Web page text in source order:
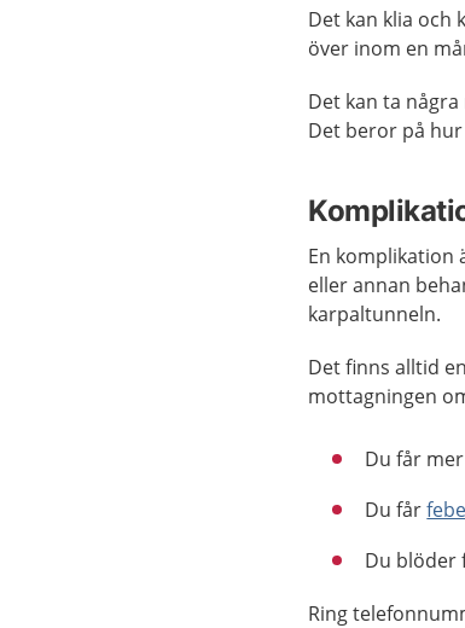
Det kan klia och
över inom en
Det kan ta
Det beror på
En komplikation
eller annan
karpaltunneln.
Det finns alltid
mottagningen
Du får
Du får
Du blöder
Ring